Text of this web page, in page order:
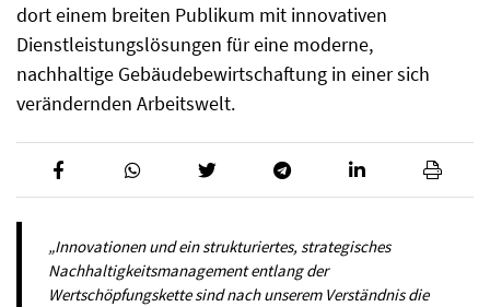
dort einem breiten Publikum mit innovativen
Dienstleistungslösungen für eine moderne,
nachhaltige Gebäudebewirtschaftung in einer sich
verändernden Arbeitswelt.
„Innovationen und ein strukturiertes, strategisches
Nachhaltigkeitsmanagement entlang der
Wertschöpfungskette sind nach unserem Verständnis die